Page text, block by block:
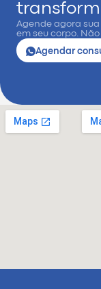
Agende agora sua
em seu corpo.
Agendar